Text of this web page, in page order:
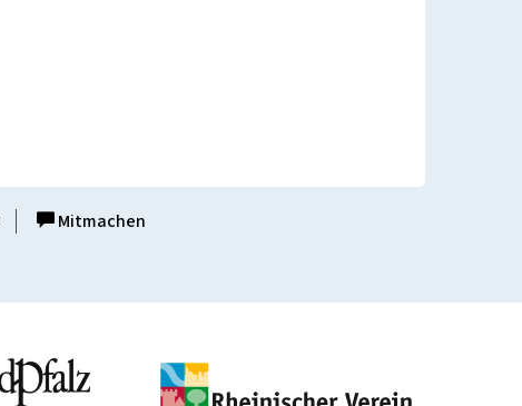
Mitmachen